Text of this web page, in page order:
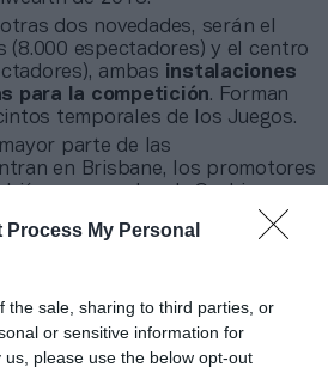
Process My Personal
the sale, sharing to third parties, or
or sensitive information for
please use the below opt-out
dos novedades, serán el
(8.000 espectadores) y el centro
ambas instalaciones
para la competición. Forman
temporales de los Juegos.
parte de las
en Brisbane, los promotores
con un nuevo pabellón de
este recinto deportivo para
se levantaría si hubiera un
debe disputarse al
y final) en un único complejo”.